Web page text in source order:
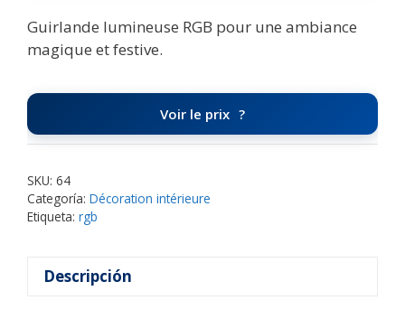
Guirlande lumineuse RGB pour une ambiance
magique et festive.
Voir le prix
SKU: 64
Categoría: Décoration intérieure
Etiqueta: rgb
Descripción